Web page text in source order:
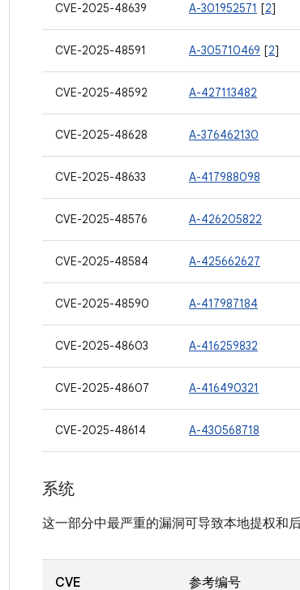
CVE-2025-48639 A-301952571 [2]
CVE-2025-48591 A-305710469 [2]
CVE-2025-48592 A-427113482
CVE-2025-48628 A-376462130
CVE-2025-48633 A-417988098
CVE-2025-48576 A-426205822
CVE-2025-48584 A-425662627
CVE-2025-48590 A-417987184
CVE-2025-48603 A-416259832
CVE-2025-48607 A-416490321
CVE-2025-48614 A-430568718
系统
这一部分中最严重的漏洞可导致本地提权和
CVE 参考编号